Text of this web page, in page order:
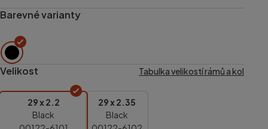
Barevné varianty
Velikost Tabulka velikostí rámů a kol
29 x 2.2
Black
29 x 2.35
Black